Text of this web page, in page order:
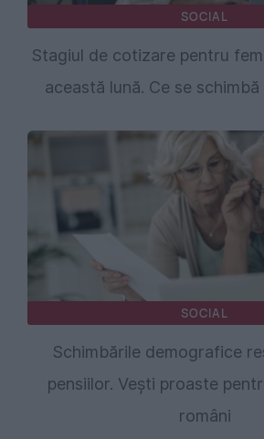
SOCIAL
Stagiul de cotizare pentru
această lună. Ce se
SOCIAL
Schimbările demografice
pensiilor. Vești proaste
români